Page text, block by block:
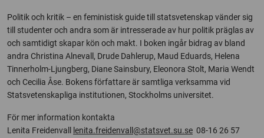
Politik och kritik – en feministisk guide till statsvetenskap vänder sig
till studenter och andra som är intresserade av hur politik präglas av
och samtidigt skapar kön och makt. I boken ingår bidrag av bland
andra Christina Alnevall, Drude Dahlerup, Maud Eduards, Helena
Tinnerholm-Ljungberg, Diane Sainsbury, Eleonora Stolt, Maria Wendt
och Cecilia Åse. Bokens författare är samtliga verksamma vid
Statsvetenskapliga institutionen, Stockholms universitet.
För mer information kontakta
Lenita Freidenvall
lenita.freidenvall@statsvet.su.se 08-16 26 57